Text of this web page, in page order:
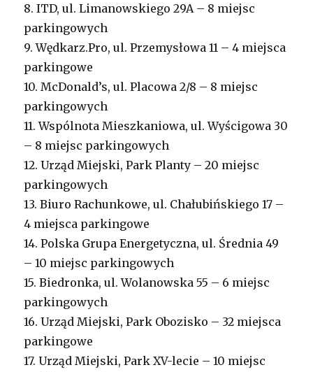
8. ITD, ul. Limanowskiego 29A – 8 miejsc
parkingowych
9. Wędkarz.Pro, ul. Przemysłowa 11 – 4 miejsca
parkingowe
10. McDonald’s, ul. Placowa 2/8 – 8 miejsc
parkingowych
11. Wspólnota Mieszkaniowa, ul. Wyścigowa 30
– 8 miejsc parkingowych
12. Urząd Miejski, Park Planty – 20 miejsc
parkingowych
13. Biuro Rachunkowe, ul. Chałubińskiego 17 –
4 miejsca parkingowe
14. Polska Grupa Energetyczna, ul. Średnia 49
– 10 miejsc parkingowych
15. Biedronka, ul. Wolanowska 55 – 6 miejsc
parkingowych
16. Urząd Miejski, Park Obozisko – 32 miejsca
parkingowe
17. Urząd Miejski, Park XV-lecie – 10 miejsc